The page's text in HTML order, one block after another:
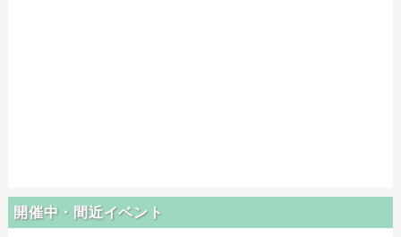
開催中・間近イベント